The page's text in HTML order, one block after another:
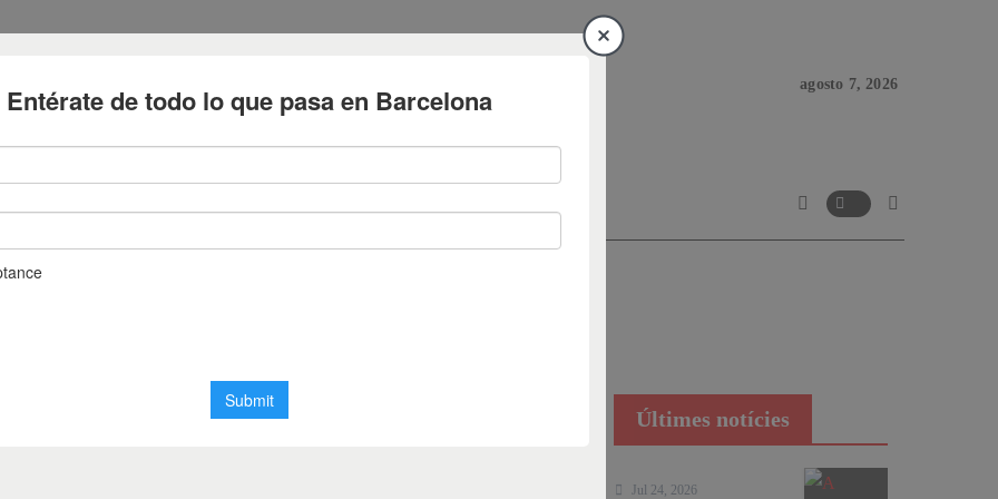
agosto 7, 2026
per a tots els gustos
comercials de
Últimes notícies
Jul 24, 2026